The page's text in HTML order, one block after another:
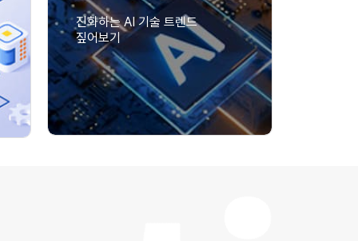
진화하는 AI 기술 트렌드
짚어보기